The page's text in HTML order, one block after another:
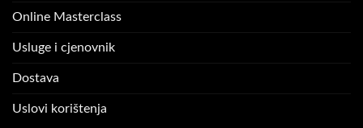
Online Masterclass
Usluge i cjenovnik
Dostava
Uslovi korištenja